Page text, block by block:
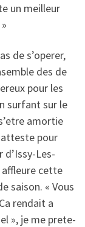
un meilleur
de s’operer,
des de
pour les
surfant sur le
amortie
atteste pour
Les-
cette
saison. « Vous
rendait a
», je me prete-